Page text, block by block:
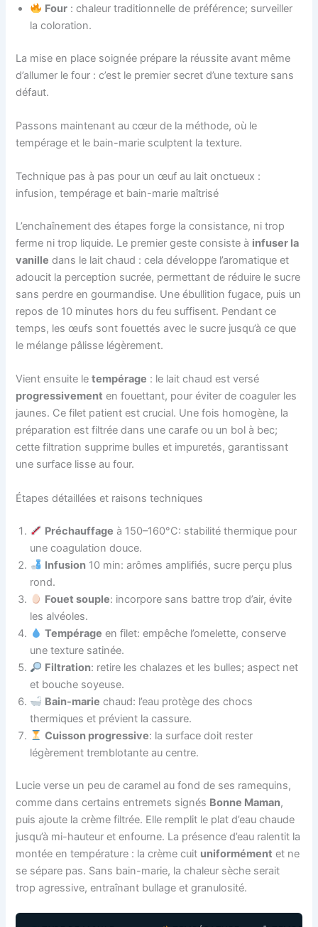
Four : chaleur traditionnelle de préférence; surveiller
la coloration.
La mise en place soignée prépare la réussite avant même
d’allumer le four : c’est le premier secret d’une texture sans
défaut.
Passons maintenant au cœur de la méthode, où le
tempérage et le bain-marie sculptent la texture.
Technique pas à pas pour un œuf au lait onctueux :
infusion, tempérage et bain-marie maîtrisé
L’enchaînement des étapes forge la consistance, ni trop
ferme ni trop liquide. Le premier geste consiste à infuser la
vanille dans le lait chaud : cela développe l’aromatique et
adoucit la perception sucrée, permettant de réduire le sucre
sans perdre en gourmandise. Une ébullition fugace, puis un
repos de 10 minutes hors du feu suffisent. Pendant ce
temps, les œufs sont fouettés avec le sucre jusqu’à ce que
le mélange pâlisse légèrement.
Vient ensuite letempérage : le lait chaud est versé
progressivement en fouettant, pour éviter de coaguler les
jaunes. Ce filet patient est crucial. Une fois homogène, la
préparation est filtrée dans une carafe ou un bol à bec;
cette filtration supprime bulles et impuretés, garantissant
une surface lisse au four.
Étapes détaillées et raisons techniques
Préchauffage à 150–160°C: stabilité thermique pour
une coagulation douce.
Infusion 10 min: arômes amplifiés, sucre perçu plus
rond.
Fouet souple: incorpore sans battre trop d’air, évite
les alvéoles.
Tempérage en filet: empêche l’omelette, conserve
une texture satinée.
Filtration: retire les chalazes et les bulles; aspect net
et bouche soyeuse.
Bain-marie chaud: l’eau protège des chocs
thermiques et prévient la cassure.
Cuisson progressive: la surface doit rester
légèrement tremblotante au centre.
Lucie verse un peu de caramel au fond de ses ramequins,
comme dans certains entremets signés Bonne Maman,
puis ajoute la crème filtrée. Elle remplit le plat d’eau chaude
jusqu’à mi-hauteur et enfourne. La présence d’eau ralentit la
montée en température : la crème cuit uniformément et ne
se sépare pas. Sans bain-marie, la chaleur sèche serait
trop agressive, entraînant bullage et granulosité.